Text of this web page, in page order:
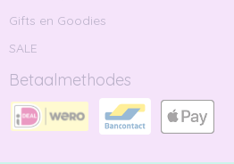
Gifts en Goodies
SALE
Betaalmethodes